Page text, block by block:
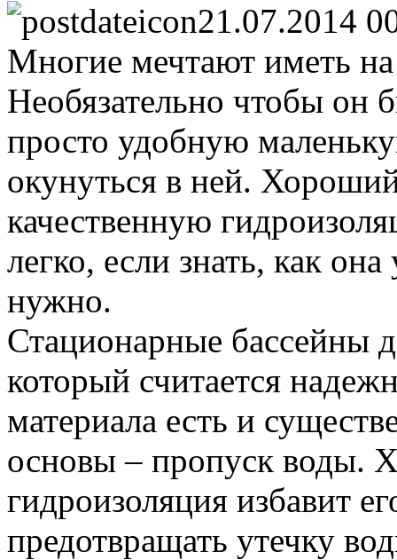
21.07.2014
Многие мечтают иметь
Необязательно чтобы он
просто удобную
окунуться в ней.
качественную
легко, если знать, как
нужно.
Стационарные бассейны
который считается
материала есть и
основы – пропуск воды.
гидроизоляция избавит
предотвращать утечку